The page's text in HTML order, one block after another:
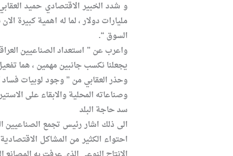
مليارات دولار ، لما له اهمية كبيرة
السوق “.
واعرب عن ” استعداد الصناعيين
يجعلنا نكسب جانبين مهمين ، هما
وحذر العقابي من ” وجود لوبيات
وصناعاته المحلية والابقاء على
سد حاجة البلد
الى ذلك اشار رئيس تجمع الصناعيين
احتواء الكثير من المشاكل